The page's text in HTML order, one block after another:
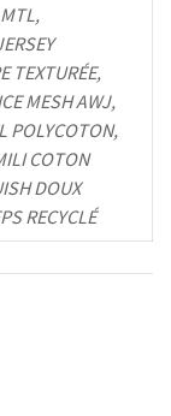
TEXTURÉE,
MESH AWJ,
POLYCOTON,
COTON
DOUX
RECYCLÉ